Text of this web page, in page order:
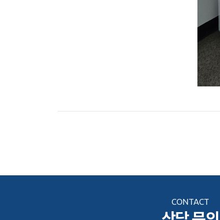
CONTACT